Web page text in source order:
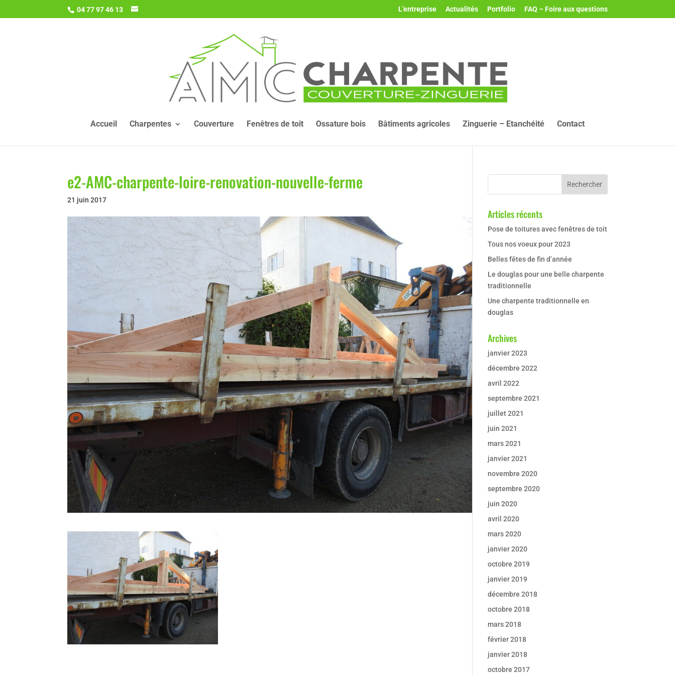
04 77 97 46 13 L’entreprise Actualités Portfolio FAQ – Foire aux questions
Accueil Charpentes Couverture Fenêtres de toit Ossature bois Bâtiments agricoles Zinguerie – Etanchéité Contact
e2-AMC-charpente-loire-renovation-nouvelle-ferme
21 juin 2017
Articles récents
Pose de toitures avec fenêtres de toit
Tous nos voeux pour 2023
Belles fêtes de fin d’année
Le douglas pour une belle charpente
traditionnelle
Une charpente traditionnelle en
douglas
Archives
janvier 2023
décembre 2022
avril 2022
septembre 2021
juillet 2021
juin 2021
mars 2021
janvier 2021
novembre 2020
septembre 2020
juin 2020
avril 2020
mars 2020
janvier 2020
octobre 2019
janvier 2019
décembre 2018
octobre 2018
mars 2018
février 2018
janvier 2018
octobre 2017